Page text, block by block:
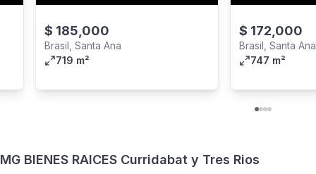
$ 185,000
Brasil, Santa Ana
719 m²
$ 172,000
Brasil, Santa Ana
747 m²
MG BIENES RAICES Curridabat y Tres Rios